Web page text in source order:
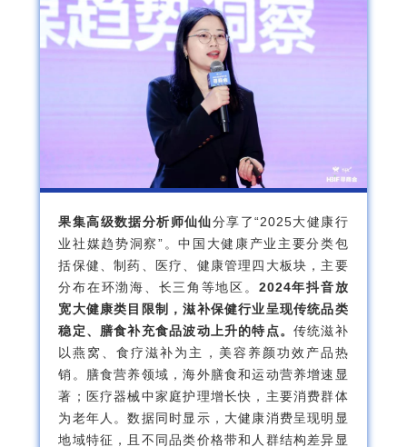
果集高级数据分析师仙仙分享了“2025大健康行
业社媒趋势洞察”。中国大健康产业主要分类包
括保健、制药、医疗、健康管理四大板块，主要
分布在环渤海、长三角等地区。 2024年抖音放
宽大健康类目限制，滋补保健行业呈现传统品类
稳定、膳食补充食品波动上升的特点。 传统滋补
以燕窝、食疗滋补为主，美容养颜功效产品热
销。膳食营养领域，海外膳食和运动营养增速显
著；医疗器械中家庭护理增长快，主要消费群体
为老年人。数据同时显示，大健康消费呈现明显
地域特征，且不同品类价格带和人群结构差异显